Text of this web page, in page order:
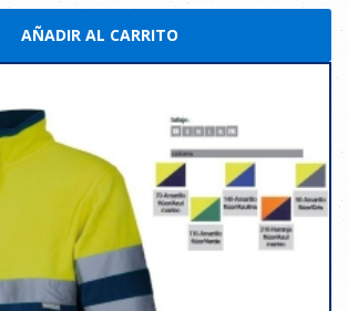
AÑADIR AL CARRITO